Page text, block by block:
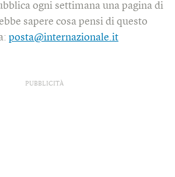
ogni settimana una pagina di
sapere cosa pensi di questo
posta@internazionale.it
PUBBLICITÀ